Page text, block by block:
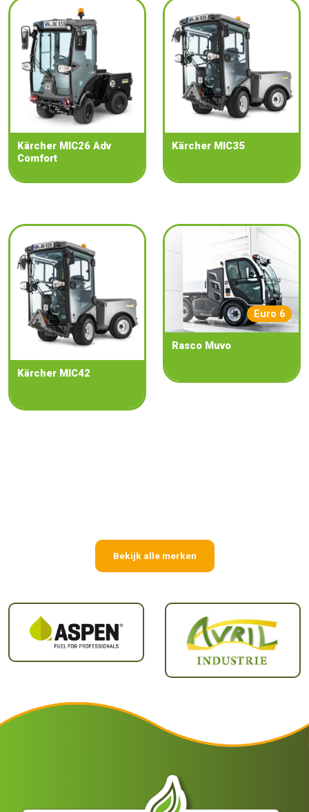
Kärcher MIC26 Adv
Comfort
Kärcher MIC35
Kärcher MIC42
Rasco Muvo
Euro 6
Bekijk alle merken